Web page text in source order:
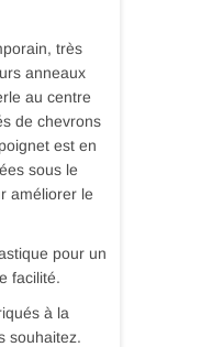
très
anneaux
au centre
de chevrons
est en
sous le
améliorer le
pour un
facilité.
à la
souhaitez.